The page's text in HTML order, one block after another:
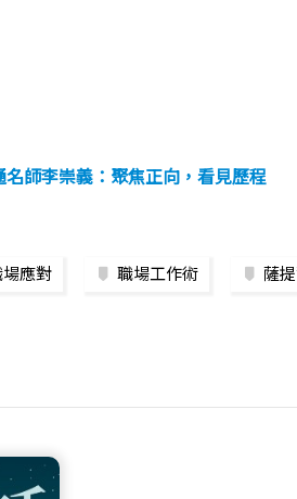
師李崇義：聚焦正向，看見歷程
場應對 職場工作術 薩